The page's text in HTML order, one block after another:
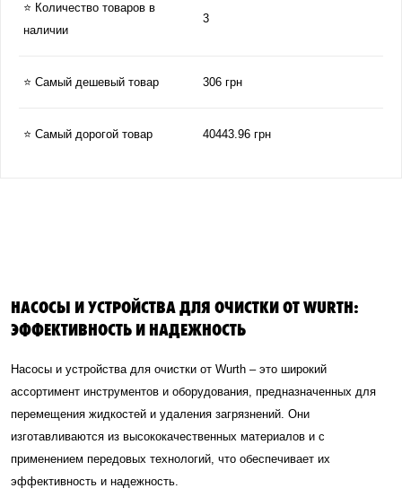
⭐ Количество товаров в
наличии
3
⭐ Самый дешевый товар 306 грн
⭐ Самый дорогой товар 40443.96 грн
НАСОСЫ И УСТРОЙСТВА ДЛЯ ОЧИСТКИ ОТ WURTH:
ЭФФЕКТИВНОСТЬ И НАДЕЖНОСТЬ
Насосы и устройства для очистки от Wurth – это широкий
ассортимент инструментов и оборудования, предназначенных для
перемещения жидкостей и удаления загрязнений. Они
изготавливаются из высококачественных материалов и с
применением передовых технологий, что обеспечивает их
эффективность и надежность.